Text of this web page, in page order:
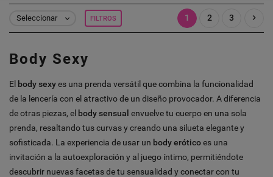
Seleccionar  FILTROS 1 2 3 
Body Sexy
El body sexyes una prenda versátil que combina la funcionalidad
de la lencería con el atractivo de un diseño provocador. A diferencia
de otras piezas, el body sensual envuelve tu cuerpo en una sola
prenda, resaltando tus curvas y creando una silueta elegante y
sofisticada. La experiencia de usar un body eróticoes una
invitación a la autoexploración y al juego íntimo, permitiéndote
descubrir nuevas facetas de tu sensualidad y conectar con tu